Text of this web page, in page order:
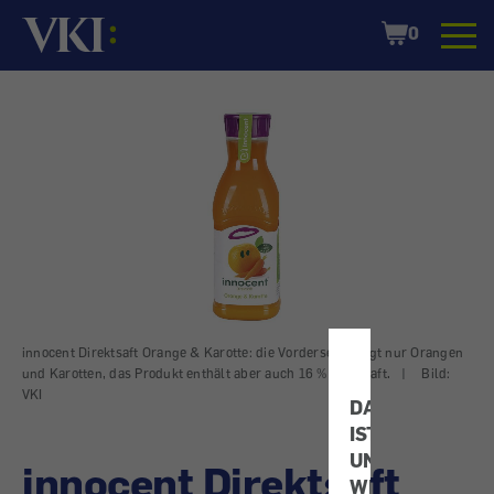
DATENSCHUTZ
IST
UNS
WICHTIG!
Startseite
Shopping
Cart
0
innocent Direktsaft Orange & Karotte: die Vorderseite zeigt nur Orangen
und Karotten, das Produkt enthält aber auch 16 % Apfelsaft.
|
Bild:
VKI
innocent Direktsaft